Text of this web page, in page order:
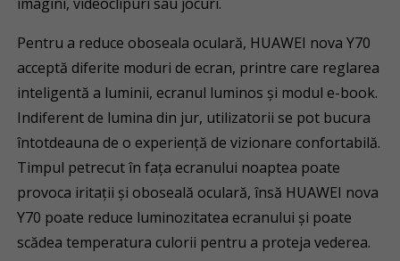
Pentru a reduce oboseala oculară, HUAWEI nova Y70
acceptă diferite moduri de ecran, printre care reglarea
inteligentă a luminii, ecranul luminos și modul e-book.
Indiferent de lumina din jur, utilizatorii se pot bucura
întotdeauna de o experiență de vizionare confortabilă.
Timpul petrecut în fața ecranului noaptea poate
provoca iritații și oboseală oculară, însă HUAWEI nova
Y70 poate reduce luminozitatea ecranului și poate
scădea temperatura culorii pentru a proteja vederea.